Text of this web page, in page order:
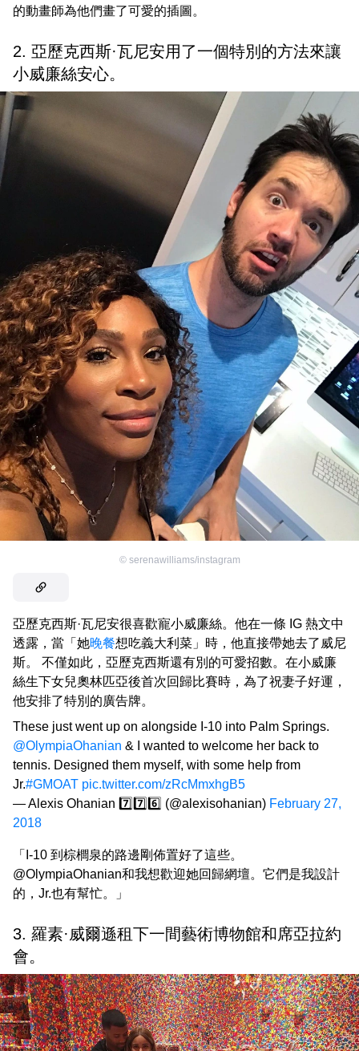
的動畫師為他們畫了可愛的插圖。
2. 亞歷克西斯·瓦尼安用了一個特別的方法來讓
小威廉絲安心。
© serenawilliams/instagram
亞歷克西斯·瓦尼安很喜歡寵小威廉絲。他在一條 IG 熱文中
透露，當「她晚餐想吃義大利菜」時，他直接帶她去了威尼
斯。 不僅如此，亞歷克西斯還有別的可愛招數。在小威廉
絲生下女兒奧林匹亞後首次回歸比賽時，為了祝妻子好運，
他安排了特別的廣告牌。
These just went up on alongside I-10 into Palm Springs.
@OlympiaOhanian & I wanted to welcome her back to
tennis. Designed them myself, with some help from
Jr.#GMOAT pic.twitter.com/zRcMmxhgB5
— Alexis Ohanian 7️⃣7️⃣6️⃣ (@alexisohanian) February 27,
2018
「I-10 到棕櫚泉的路邊剛佈置好了這些。
@OlympiaOhanian和我想歡迎她回歸網壇。它們是我設計
的，Jr.也有幫忙。」
3. 羅素·威爾遜租下一間藝術博物館和席亞拉約
會。